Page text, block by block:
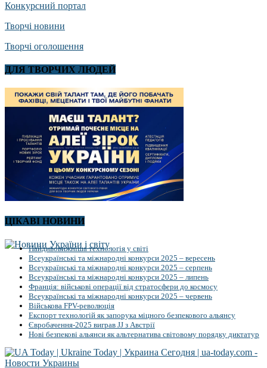
Конкурсний портал
Творчі новини
Творчі оголошення
ДЛЯ ТВОРЧИХ ЛЮДЕЙ
ЦІКАВІ НОВИНИ
Найдивовижніша технологія у світі
Всеукраїнські та міжнародні конкурси 2025 – вересень
Всеукраїнські та міжнародні конкурси 2025 – серпень
Всеукраїнські та міжнародні конкурси 2025 – липень
Франція: військові операції від стратосфери до космосу
Всеукраїнські та міжнародні конкурси 2025 – червень
Військова FPV-революція
Експорт технологій як запорука міцного безпекового альянсу
Євробачення-2025 виграв JJ з Австрії
Нові безпекові альянси як альтернатива світовому порядку диктатур